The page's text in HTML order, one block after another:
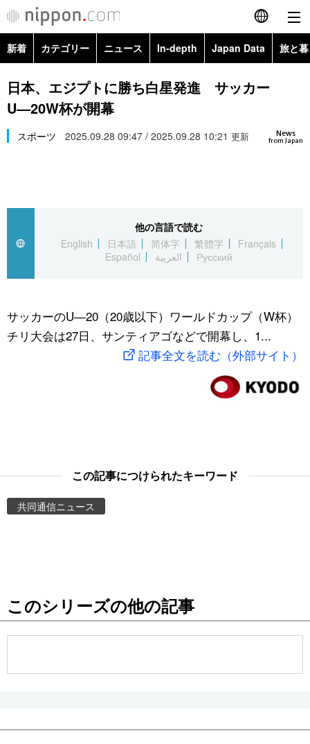
English
简体字
Русский
カテゴリー
経済・ビジネス
国際
文化
トップ
アーカイブ
In-depth
Japan Data
動画/Live
お知らせ
新着 カテゴリー ニュース In-depth Japan Data 旅と
政治・外交
経済・ビジネス
スポーツ・東京2020
日本、エジプトに勝ち白星発進 サッカー
U―20W杯が開幕
News
from Japan
スポーツ 2025.09.28 09:47 / 2025.09.28 10:21 更新
他の言語で読む
English
日本語 简体字 繁體字
Français
Español
العربية Русский
サッカーのU―20（20歳以下）ワールドカップ（W杯）
チリ大会は27日、サンティアゴなどで開幕し、1...
記事全文を読む（外部サイト）
この記事につけられたキーワード
共同通信ニュース
このシリーズの他の記事